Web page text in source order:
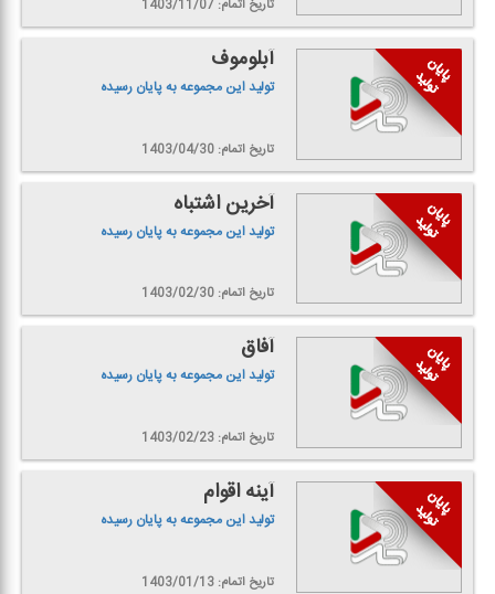
تاریخ اتمام: 1403/11/07
آبلوموف
تولید این مجموعه به پایان رسیده
تاریخ اتمام: 1403/04/30
آخرین اشتباه
تولید این مجموعه به پایان رسیده
تاریخ اتمام: 1403/02/30
آفاق
تولید این مجموعه به پایان رسیده
تاریخ اتمام: 1403/02/23
آینه اقوام
تولید این مجموعه به پایان رسیده
تاریخ اتمام: 1403/01/13